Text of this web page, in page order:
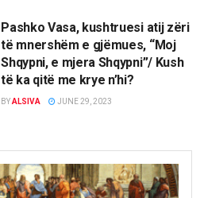
Pashko Vasa, kushtruesi atij zëri
të mnershëm e gjëmues, “Moj
Shqypni, e mjera Shqypni”/ Kush
të ka qitë me krye n’hi?
BYALSIVA JUNE 29, 2023